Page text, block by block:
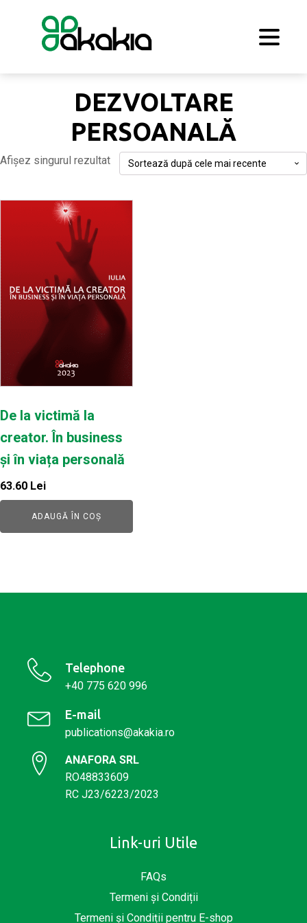
DEZVOLTARE
PERSOANALĂ
Afișez singurul rezultat
De la victimă la
creator. În business
și în viața personală
63.60 Lei
ADAUGĂ ÎN COȘ
Telephone
+40 775 620 996
E-mail
publications@akakia.ro
ANAFORA SRL
RO48833609
RC J23/6223/2023
Link-uri Utile
FAQs
Termeni și Condiții
Termeni și Condiții pentru E-shop